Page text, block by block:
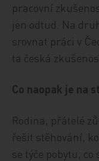
pracovní
jen odtud. Na
srovnat práci v
ta česká
Co naopak je na
Rodina, přátelé
řešit stěhování,
se týče pobytu,